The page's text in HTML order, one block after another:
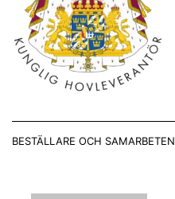
BESTÄLLARE OCH SAMARBETEN